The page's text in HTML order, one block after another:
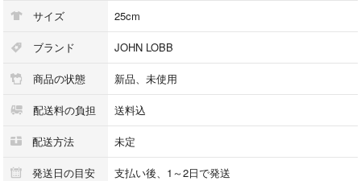
サイズ 25cm
ブランド JOHN LOBB
商品の状態 新品、未使用
配送料の負担 送料込
配送方法 未定
発送日の目安 支払い後、1～2日で発送